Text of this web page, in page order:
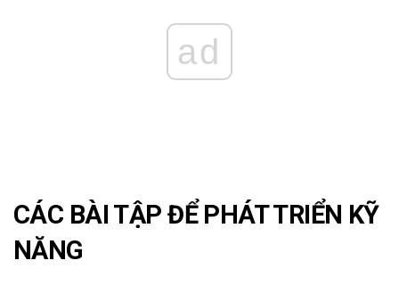
ad
CÁC BÀI TẬP ĐỂ PHÁT TRIỂN KỸ
NĂNG